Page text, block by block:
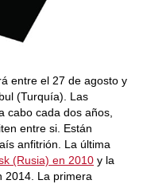
entre el 27 de agosto y
(Turquía). Las
cabo cada dos años,
entre si. Están
anfitrión. La última
(Rusia) en 2010 y la
2014. La primera